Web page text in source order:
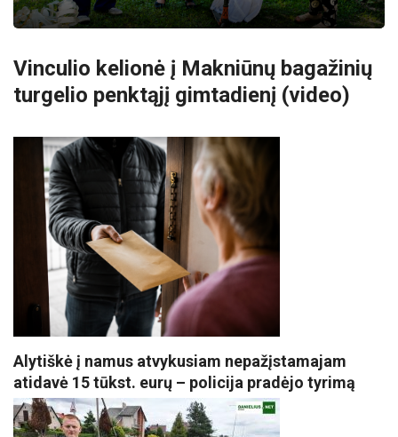
Vinculio kelionė į Makniūnų bagažinių
turgelio penktąjį gimtadienį (video)
Alytiškė į namus atvykusiam nepažįstamajam
atidavė 15 tūkst. eurų – policija pradėjo tyrimą